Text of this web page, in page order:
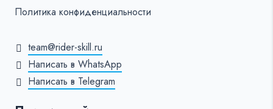
Политика конфиденциальности
team@rider-skill.ru
Написать в WhatsApp
Написать в Telegram